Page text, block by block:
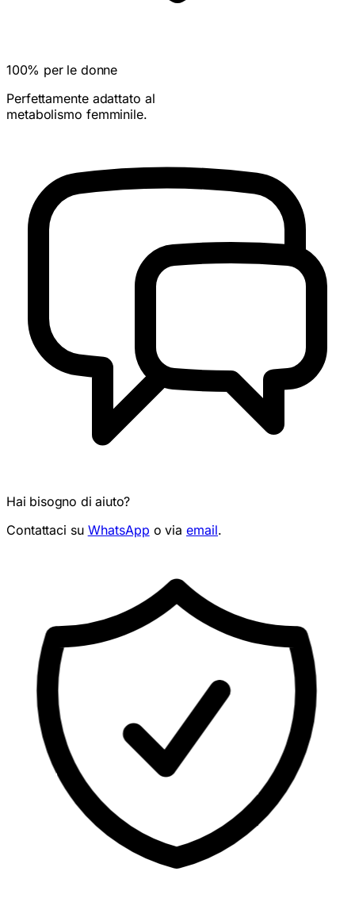
100% per le donne
Perfettamente adattato al
metabolismo femminile.
Hai bisogno di aiuto?
Contattaci su WhatsApp o via email.